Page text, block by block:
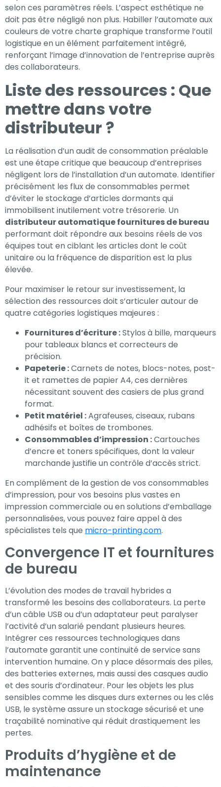
selon ces paramètres réels. L’aspect esthétique ne
doit pas être négligé non plus. Habiller l’automate aux
couleurs de votre charte graphique transforme l’outil
logistique en un élément parfaitement intégré,
renforçant l’image d’innovation de l’entreprise auprès
des collaborateurs.
Liste des ressources : Que
mettre dans votre
distributeur ?
La réalisation d’un audit de consommation préalable
est une étape critique que beaucoup d’entreprises
négligent lors de l’installation d’un automate. Identifier
précisément les flux de consommables permet
d’éviter le stockage d’articles dormants qui
immobilisent inutilement votre trésorerie. Un
distributeur automatique fournitures de bureau
performant doit répondre aux besoins réels de vos
équipes tout en ciblant les articles dont le coût
unitaire ou la fréquence de disparition est la plus
élevée.
Pour maximiser le retour sur investissement, la
sélection des ressources doit s’articuler autour de
quatre catégories logistiques majeures :
Fournitures d’écriture :Stylos à bille, marqueurs
pour tableaux blancs et correcteurs de
précision.
Papeterie :Carnets de notes, blocs-notes, post-
it et ramettes de papier A4, ces dernières
nécessitant souvent des casiers de plus grand
format.
Petit matériel :Agrafeuses, ciseaux, rubans
adhésifs et boîtes de trombones.
Consommables d’impression :Cartouches
d’encre et toners spécifiques, dont la valeur
marchande justifie un contrôle d’accès strict.
En complément de la gestion de vos consommables
d’impression, pour vos besoins plus vastes en
impression commerciale ou en solutions d’emballage
personnalisées, vous pouvez faire appel à des
spécialistes tels que micro-printing.com.
Convergence IT et fournitures
de bureau
L’évolution des modes de travail hybrides a
transformé les besoins des collaborateurs. La perte
d’un câble USB ou d’un adaptateur peut paralyser
l’activité d’un salarié pendant plusieurs heures.
Intégrer ces ressources technologiques dans
l’automate garantit une continuité de service sans
intervention humaine. On y place désormais des piles,
des batteries externes, mais aussi des casques audio
et des souris d’ordinateur. Pour les objets les plus
sensibles comme les disques durs externes ou les clés
USB, le système assure un stockage sécurisé et une
traçabilité nominative qui réduit drastiquement les
pertes.
Produits d’hygiène et de
maintenance